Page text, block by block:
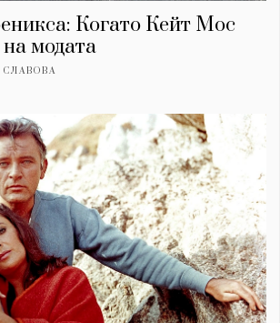
Когато Кейт Мос
модата